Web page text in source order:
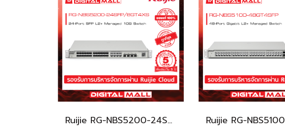
Ruijie RG-NBS5200-24SFP/8GT4XS อุปกรณ์ขยายสัญญาณ (Switch) รับประกันศูนย์ไทย 5 ปี